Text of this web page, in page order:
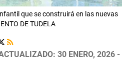
que se construirá en las nuevas
DE TUDELA
30 ENERO, 2026 -